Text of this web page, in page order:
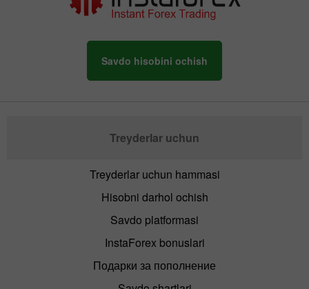
Savdo hisobini ochish
Treyderlar uchun
Treyderlar uchun hammasi
Hisobni darhol ochish
Savdo platformasi
InstaForex bonuslari
Подарки за пополнение